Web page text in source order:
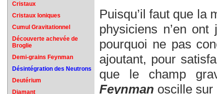
Cristaux
Cristaux Ioniques
Cumul Gravitationnel
Découverte achevée de
Broglie
Demi-grains Feynman
Désintégration des Neutrons
Deutérium
Diamant
Puisqu’il faut que la
physiciens n’en
pourquoi ne pas
ajoutant, pour
que le champ
Feynman oscille sur